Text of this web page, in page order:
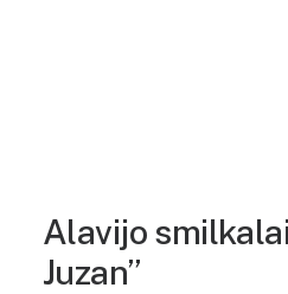
Alavijo
Juzan”